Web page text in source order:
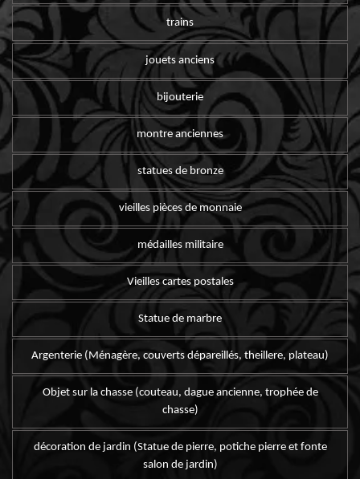
trains
jouets anciens
bijouterie
montre anciennes
statues de bronze
vieilles pièces de monnaie
médailles militaire
Vieilles cartes postales
Statue de marbre
Argenterie (Ménagère, couverts dépareillés, theillere, plateau)
Objet sur la chasse (couteau, dague ancienne, trophée de
chasse)
décoration de jardin (Statue de pierre, potiche pierre et fonte
salon de jardin)